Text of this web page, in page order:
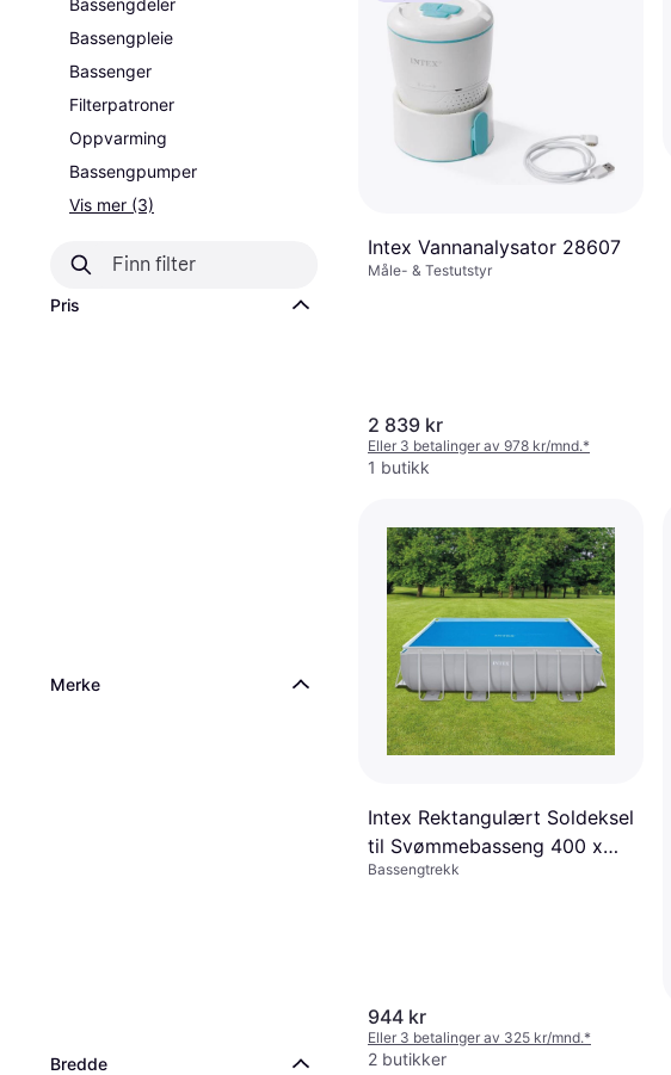
Bassengdeler
Bassengpleie
Bassenger
Filterpatroner
Oppvarming
Bassengpumper
Vis mer (3)
Pris
Merke
Bredde
Intex Vannanalysator 28607
Måle- & Testutstyr
2 839 kr
Eller 3 betalinger av 978 kr/mnd.*
1 butikk
Intex Rektangulært Soldeksel
til Svømmebasseng 400 x
200 cm
Bassengtrekk
944 kr
Eller 3 betalinger av 325 kr/mnd.*
2 butikker